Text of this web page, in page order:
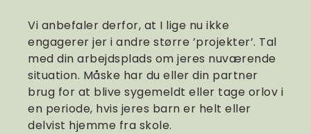
Vi anbefaler derfor, at I lige nu ikke
engagerer jer i andre større ’projekter’. Tal
med din arbejdsplads om jeres nuværende
situation. Måske har du eller din partner
brug for at blive sygemeldt eller tage orlov i
en periode, hvis jeres barn er helt eller
delvist hjemme fra skole.